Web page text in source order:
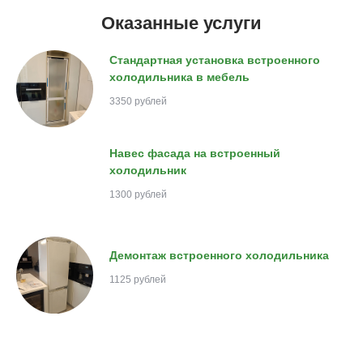
Оказанные услуги
Стандартная установка встроенного
холодильника в мебель
3350 рублей
Навес фасада на встроенный
холодильник
1300 рублей
Демонтаж встроенного холодильника
1125 рублей